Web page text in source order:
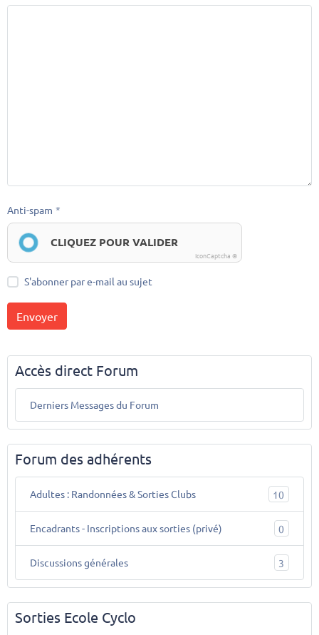
Anti-spam
CLIQUEZ POUR VALIDER
IconCaptcha ©
S'abonner par e-mail au sujet
Envoyer
Accès direct Forum
Derniers Messages du Forum
Forum des adhérents
Adultes : Randonnées & Sorties Clubs 10
Encadrants - Inscriptions aux sorties (privé) 0
Discussions générales 3
Sorties Ecole Cyclo